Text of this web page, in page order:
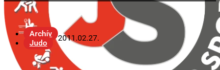
Archív
Judo
2011.02.27.